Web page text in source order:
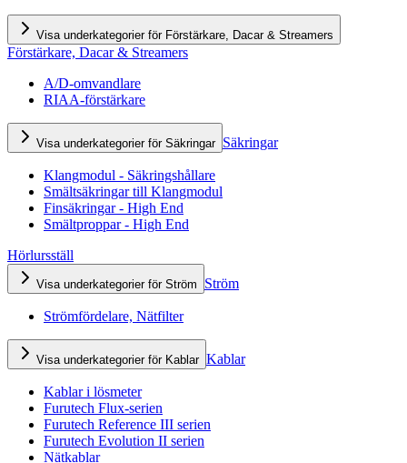
Visa underkategorier för Förstärkare, Dacar & Streamers
Förstärkare, Dacar & Streamers
A/D-omvandlare
RIAA-förstärkare
Visa underkategorier för Säkringar Säkringar
Klangmodul - Säkringshållare
Smältsäkringar till Klangmodul
Finsäkringar - High End
Smältproppar - High End
Hörlursställ
Visa underkategorier för Ström Ström
Strömfördelare, Nätfilter
Visa underkategorier för Kablar Kablar
Kablar i lösmeter
Furutech Flux-serien
Furutech Reference III serien
Furutech Evolution II serien
Nätkablar